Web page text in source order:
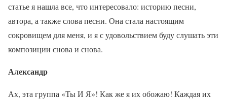
статье я нашла все, что интересовало: историю песни,
автора, а также слова песни. Она стала настоящим
сокровищем для меня, и я с удовольствием буду слушать эти
композиции снова и снова.
Александр
Ах, эта группа «Ты И Я»! Как же я их обожаю! Каждая их